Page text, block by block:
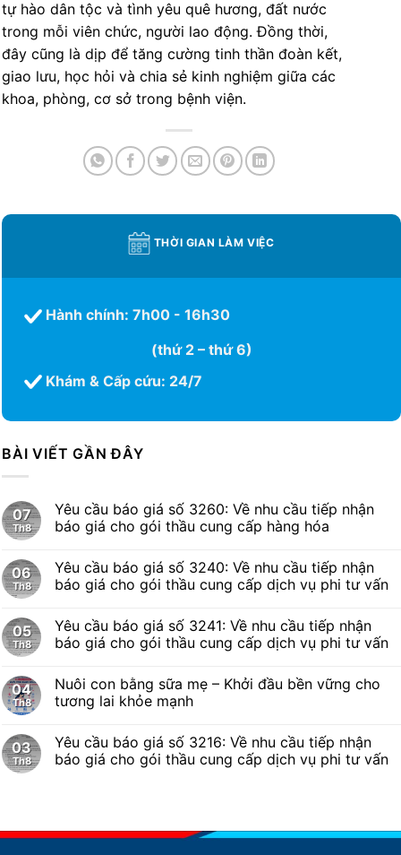
tự hào dân tộc và tình yêu quê hương, đất nước
trong mỗi viên chức, người lao động. Đồng thời,
đây cũng là dịp để tăng cường tinh thần đoàn kết,
giao lưu, học hỏi và chia sẻ kinh nghiệm giữa các
khoa, phòng, cơ sở trong bệnh viện.
THỜI GIAN LÀM VIỆC
Hành chính: 7h00 - 16h30
(thứ 2 – thứ 6)
Khám & Cấp cứu: 24/7
BÀI VIẾT GẦN ĐÂY
07
Th8
Yêu cầu báo giá số 3260: Về nhu cầu tiếp nhận
báo giá cho gói thầu cung cấp hàng hóa
06
Th8
Yêu cầu báo giá số 3240: Về nhu cầu tiếp nhận
báo giá cho gói thầu cung cấp dịch vụ phi tư vấn
05
Th8
Yêu cầu báo giá số 3241: Về nhu cầu tiếp nhận
báo giá cho gói thầu cung cấp dịch vụ phi tư vấn
04
Th8
Nuôi con bằng sữa mẹ – Khởi đầu bền vững cho
tương lai khỏe mạnh
03
Th8
Yêu cầu báo giá số 3216: Về nhu cầu tiếp nhận
báo giá cho gói thầu cung cấp dịch vụ phi tư vấn